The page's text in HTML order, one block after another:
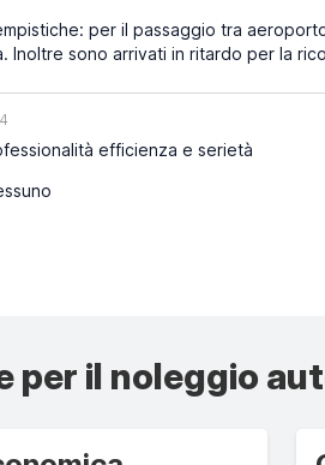
per il passaggio tra
Inoltre sono arrivati in ritardo per la
efficienza e serietà
per il noleggio